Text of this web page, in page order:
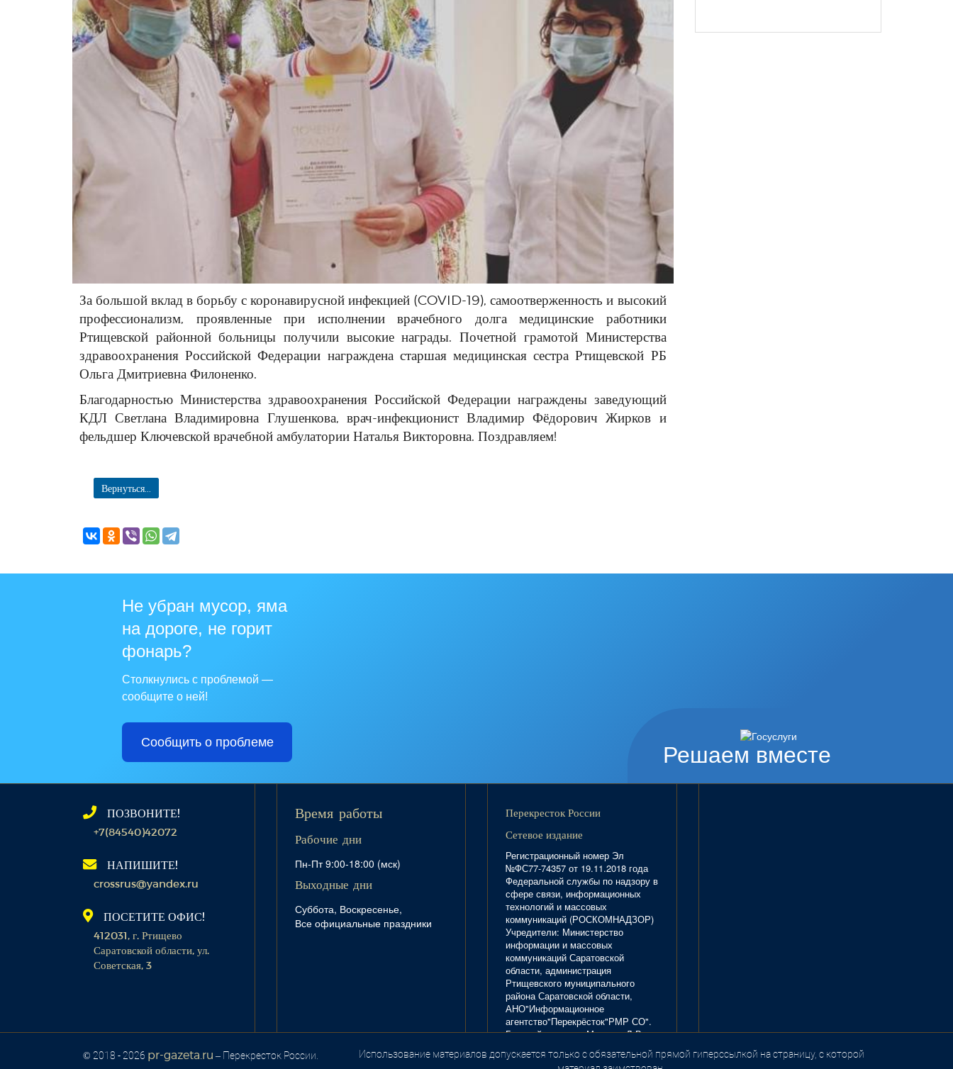
За большой вклад в борьбу с коронавирусной инфекцией (COVID-19), самоотверженность и высокий
профессионализм, проявленные при исполнении врачебного долга медицинские работники
Ртищевской районной больницы получили высокие награды. Почетной грамотой Министерства
здравоохранения Российской Федерации награждена старшая медицинская сестра Ртищевской РБ
Ольга Дмитриевна Филоненко.
Благодарностью Министерства здравоохранения Российской Федерации награждены заведующий
КДЛ Светлана Владимировна Глушенкова, врач-инфекционист Владимир Фёдорович Жирков и
фельдшер Ключевской врачебной амбулатории Наталья Викторовна. Поздравляем!
Вернуться...
Решаем вместе
Не убран мусор, яма
на дороге, не горит
фонарь?
Столкнулись с проблемой —
сообщите о ней!
Сообщить о проблеме
ПОЗВОНИТЕ!
+7(84540)42072
НАПИШИТЕ!
crossrus@yandex.ru
ПОСЕТИТЕ ОФИС!
412031, г. Ртищево
Саратовской области, ул.
Советская, 3
Время работы
Рабочие дни
Пн-Пт 9:00-18:00 (мск)
Выходные дни
Суббота, Воскресенье,
Все официальные праздники
Перекресток России
Сетевое издание
Регистрационный номер Эл
№ФС77-74357 от 19.11.2018 года
Федеральной службы по надзору в
сфере связи, информационных
технологий и массовых
коммуникаций (РОСКОМНАДЗОР)
Учредители: Министерство
информации и массовых
коммуникаций Саратовской
области, администрация
Ртищевского муниципального
района Саратовской области,
АНО"Информационное
агентство"Перекрёсток"РМР СО".
Главный редактор Маркова Л.В.
Тел. 8(84540)4-20-72; отдел
рекламы - 4-29-10.
© 2018 - 2026 pr-gazeta.ru – Перекресток России.
Использование материалов допускается только с обязательной прямой гиперссылкой на страницу, с которой